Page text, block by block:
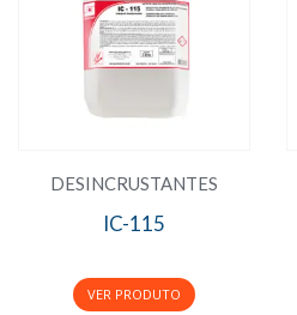
DESINCRUSTANTES
IC-115